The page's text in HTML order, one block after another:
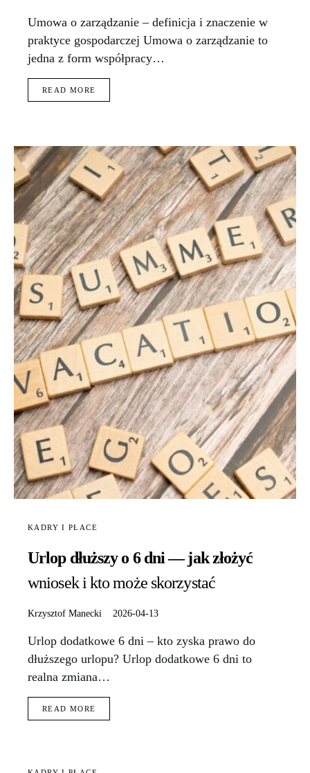
Umowa o zarządzanie – definicja i znaczenie w
praktyce gospodarczej Umowa o zarządzanie to
jedna z form współpracy…
READ MORE
KADRY I PŁACE
Urlop dłuższy o 6 dni — jak złożyć
wniosek i kto może skorzystać
Krzysztof Manecki 2026-04-13
Urlop dodatkowe 6 dni – kto zyska prawo do
dłuższego urlopu? Urlop dodatkowe 6 dni to
realna zmiana…
READ MORE